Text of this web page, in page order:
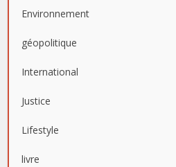
Environnement
géopolitique
International
Justice
Lifestyle
livre